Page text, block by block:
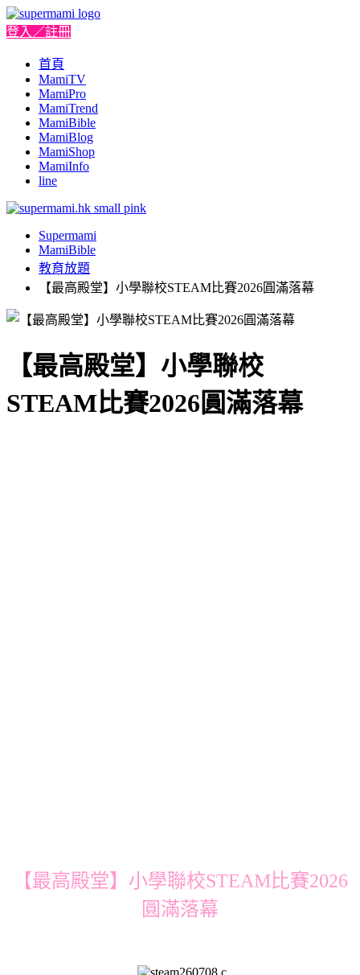
登入／註冊
首頁
MamiTV
MamiPro
MamiTrend
MamiBible
MamiBlog
MamiShop
MamiInfo
line
Supermami
MamiBible
教育放題
【最高殿堂】小學聯校STEAM比賽2026圓滿落幕
【最高殿堂】小學聯校
STEAM比賽2026圓滿落幕
【最高殿堂】小學聯校STEAM比賽2026
圓滿落幕